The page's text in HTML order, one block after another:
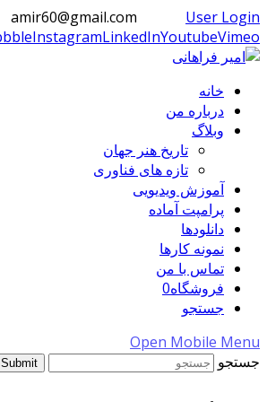
amir60@gmail.com
User Login
InstagramLinkedInYoutubeVimeo
خانه
درباره من
وبلاگ
تاریخ هنر جهان
تازه های فناوری
آموزش ویدیویی
پرامپت آماده
دانلودها
نمونه کارها
تماس با من
فروشگاه0
جستجو
Open Mobile Menu
جستجو
Submit